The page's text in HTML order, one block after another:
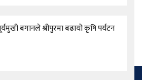
बगानले श्रीपुरमा बढायो कृषि पर्यटन